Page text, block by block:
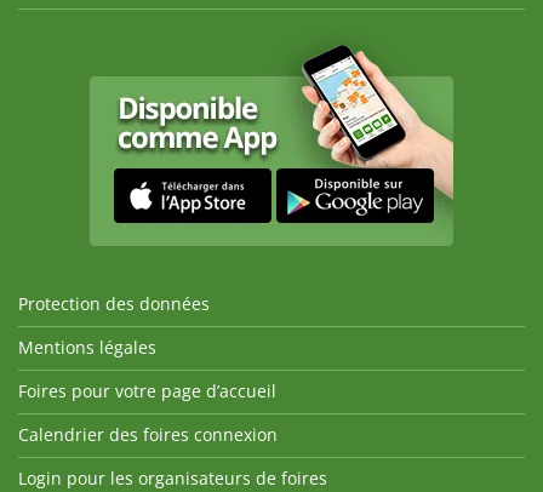
Protection des données
Mentions légales
Foires pour votre page d’accueil
Calendrier des foires connexion
Login pour les organisateurs de foires